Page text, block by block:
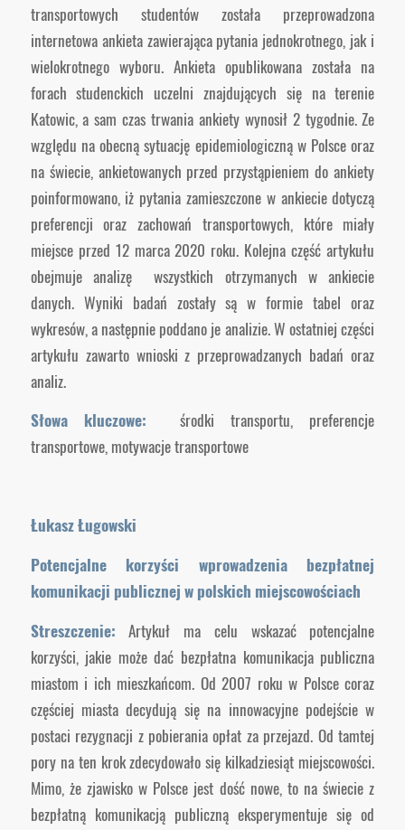
transportowych studentów została przeprowadzona
internetowa ankieta zawierająca pytania jednokrotnego, jak i
wielokrotnego wyboru. Ankieta opublikowana została na
forach studenckich uczelni znajdujących się na terenie
Katowic, a sam czas trwania ankiety wynosił 2 tygodnie. Ze
względu na obecną sytuację epidemiologiczną w Polsce oraz
na świecie, ankietowanych przed przystąpieniem do ankiety
poinformowano, iż pytania zamieszczone w ankiecie dotyczą
preferencji oraz zachowań transportowych, które miały
miejsce przed 12 marca 2020 roku. Kolejna część artykułu
obejmuje analizę wszystkich otrzymanych w ankiecie
danych. Wyniki badań zostały są w formie tabel oraz
wykresów, a następnie poddano je analizie. W ostatniej części
artykułu zawarto wnioski z przeprowadzanych badań oraz
analiz.
Słowa kluczowe: środki transportu, preferencje
transportowe, motywacje transportowe
Łukasz Ługowski
Potencjalne korzyści wprowadzenia bezpłatnej
komunikacji publicznej w polskich miejscowościach
Streszczenie: Artykuł ma celu wskazać potencjalne
korzyści, jakie może dać bezpłatna komunikacja publiczna
miastom i ich mieszkańcom. Od 2007 roku w Polsce coraz
częściej miasta decydują się na innowacyjne podejście w
postaci rezygnacji z pobierania opłat za przejazd. Od tamtej
pory na ten krok zdecydowało się kilkadziesiąt miejscowości.
Mimo, że zjawisko w Polsce jest dość nowe, to na świecie z
bezpłatną komunikacją publiczną eksperymentuje się od